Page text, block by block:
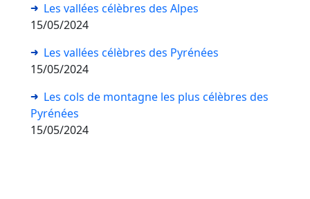
Les vallées célèbres des Alpes
15/05/2024
Les vallées célèbres des Pyrénées
15/05/2024
Les cols de montagne les plus célèbres des
Pyrénées
15/05/2024